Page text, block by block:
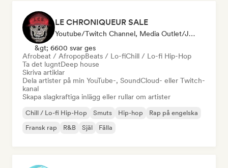
LE CHRONIQUEUR SALE
Youtube/Twitch Channel, Media Outlet/Journalist, Influencer I Sociala Medier
&gt; 6600 svar ges
Afrobeat / AfropopBeats / Lo-fiChill / Lo-fi Hip-Hop
Ta det lugntDeep house
Skriva artiklar
Dela artister på min YouTube-, SoundCloud- eller Twitch-
kanal
Skapa slagkraftiga inlägg eller rullar om artister
Chill / Lo-fi Hip-Hop Smuts Hip-hop
Rap på engelska
Fransk rap
R&B Själ Fälla